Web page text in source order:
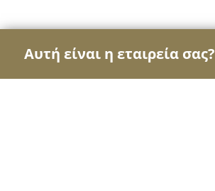
Αυτή είναι η εταιρεία σας?